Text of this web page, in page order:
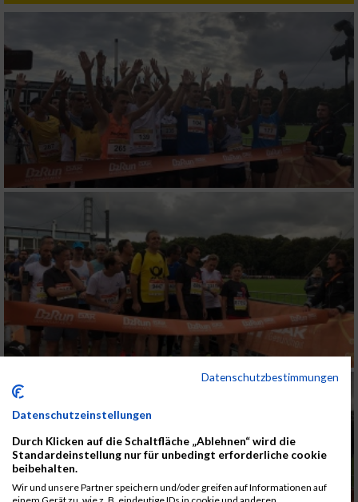
Datenschutzbestimmungen
Datenschutzeinstellungen
Durch Klicken auf die Schaltfläche „Ablehnen“ wird die
Standardeinstellung nur für unbedingt erforderliche cookie
beibehalten.
Wir und unsere Partner speichern und/oder greifen auf Informationen auf